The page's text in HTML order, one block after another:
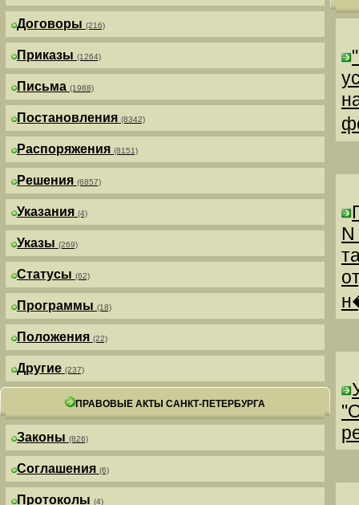
Договоры (216)
Приказы (1264)
Письма (1988)
Постановления (8342)
Распоряжения (8151)
Решения (6857)
Указания (4)
Указы (269)
Статусы (62)
Программы (18)
Положения (22)
Другие (237)
ПРАВОВЫЕ АКТЫ САНКТ-ПЕТЕРБУРГА
Законы (826)
Соглашения (6)
Протоколы (4)